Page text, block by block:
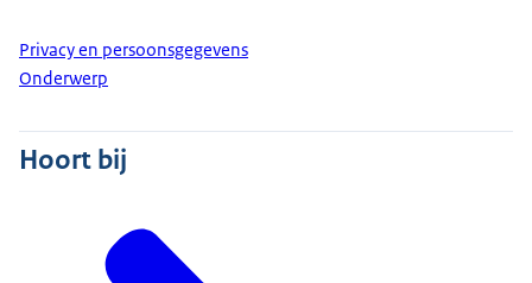
Privacy en persoonsgegevens
Onderwerp
Hoort bij